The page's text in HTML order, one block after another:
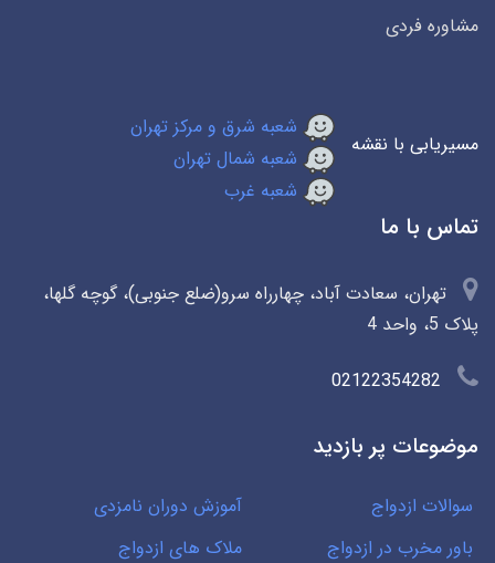
مشاوره فردی
مسیریابی با نقشه
شعبه شرق و مرکز تهران
شعبه شمال تهران
شعبه غرب
تماس با ما
تهران، سعادت آباد، چهارراه سرو(ضلع جنوبی)، گوچه گلها،
پلاک 5، واحد 4
02122354282
موضوعات پر بازدید
سوالات ازدواج
آموزش دوران نامزدی
باور مخرب در ازدواج
ملاک های ازدواج